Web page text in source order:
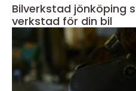
Bilverkstad jönköping så väljer du rätt
verkstad för din bil